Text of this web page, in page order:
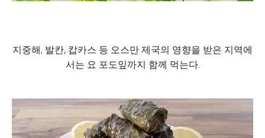
지중해, 발칸, 캅카스 등 오스만 제국의 영향을 받은 지역에
서는 요 포도잎까지 함께 먹는다.